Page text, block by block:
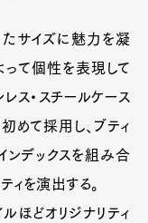
たサイズに魅力を凝
って個性を表現して
ス・スチールケース
めて採用し、ブティ
ンデックスを組み合
ィを演出する。
ほどオリジナリティ